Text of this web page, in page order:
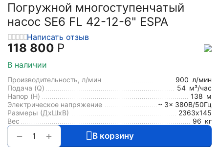
Погружной многоступенчатый
насос SE6 FL 42-12-6" ESPA
Написать отзыв
118 800 Р
В наличии
Производительность, л/мин 900 л/мин
Подача (Q)
54 м³/час
Напор (H)
138 м
Электрическое напряжение
~ 3x 380В/50Гц
Размеры (ДхШxВ)
2363х145
Вес
96 кг
+
−
В корзину